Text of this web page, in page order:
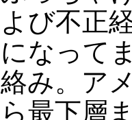
よび不正
になって
絡み。ア
ら最下層